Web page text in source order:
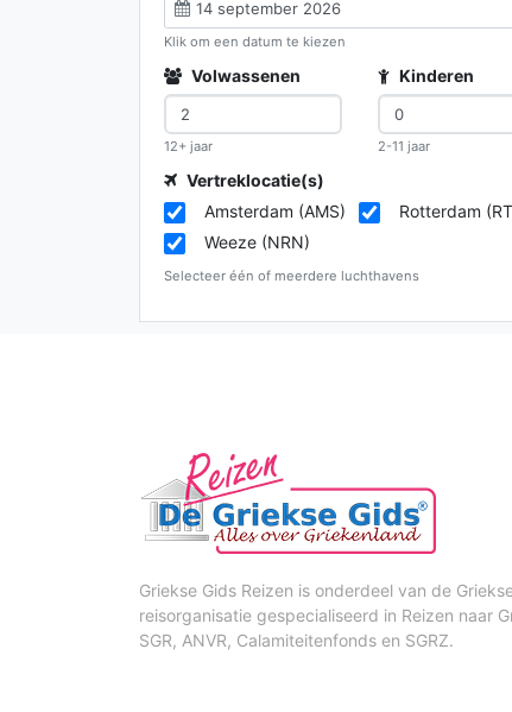
Klik om een datum te kiezen
Volwassenen
12+ jaar
Kinderen
2-11 jaar
Vertreklocatie(s)
Amsterdam (AMS)
Rotterdam
Weeze (NRN)
Selecteer één of meerdere luchthavens
Griekse Gids Reizen is onderdeel van de
reisorganisatie gespecialiseerd in Reizen naar
SGR, ANVR, Calamiteitenfonds en SGRZ.